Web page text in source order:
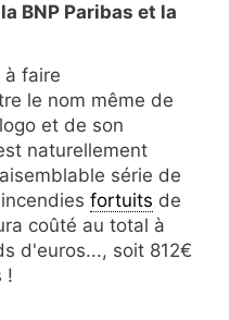
BNP Paribas et la
faire
le nom même de
et de son
naturellement
série de
fortuits de
coûté au total à
d'euros..., soit 812€
!